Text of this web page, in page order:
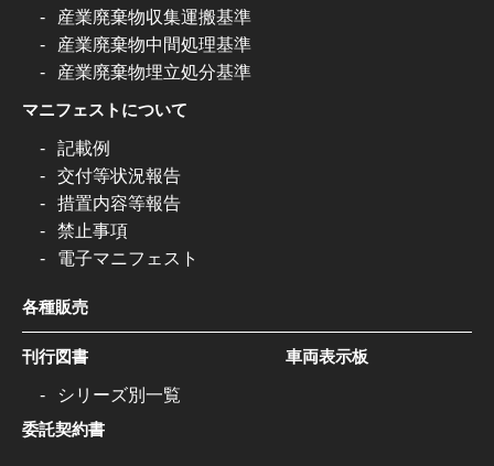
産業廃棄物収集運搬基準
産業廃棄物中間処理基準
産業廃棄物埋立処分基準
マニフェストについて
記載例
交付等状況報告
措置内容等報告
禁止事項
電子マニフェスト
各種販売
刊行図書
シリーズ別一覧
委託契約書
車両表示板